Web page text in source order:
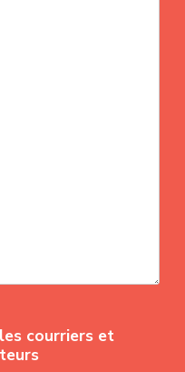
courriers et